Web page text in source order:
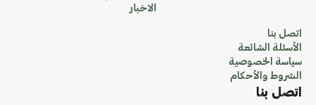
الاخبار
اتصل بنا
الأسئلة الشائعة
سياسة الخصوصية
الشروط والأحكام
اتصل بنا